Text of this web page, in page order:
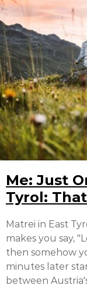
Me: Just
Tyrol:
Matrei in East
makes you say,
then somehow
minutes later
between